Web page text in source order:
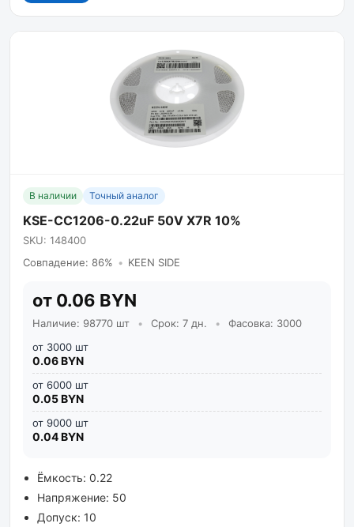
В наличии Точный аналог
KSE-CC1206-0.22uF 50V X7R 10%
SKU: 148400
Совпадение: 86% • KEEN SIDE
от 0.06 BYN
Наличие: 98770 шт • Срок: 7 дн. •
Фасовка: 3000
от 3000 шт
0.06 BYN
от 6000 шт
0.05 BYN
от 9000 шт
0.04 BYN
Ёмкость: 0.22
Напряжение: 50
Допуск: 10